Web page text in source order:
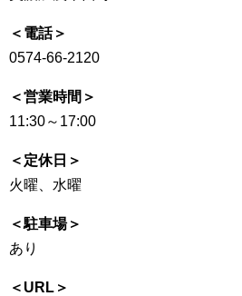
＜電話＞
0574-66-2120
＜営業時間＞
11:30～17:00
＜定休日＞
火曜、水曜
＜駐車場＞
あり
＜URL＞